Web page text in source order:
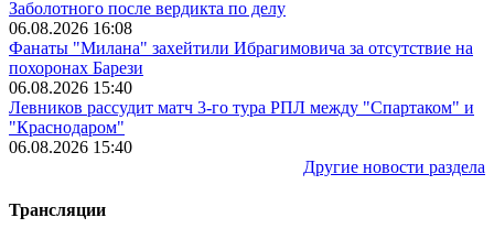
Заболотного после вердикта по делу
06.08.2026 16:08
Фанаты "Милана" захейтили Ибрагимовича за отсутствие на
похоронах Барези
06.08.2026 15:40
Левников рассудит матч 3-го тура РПЛ между "Спартаком" и
"Краснодаром"
06.08.2026 15:40
Другие новости раздела
Трансляции